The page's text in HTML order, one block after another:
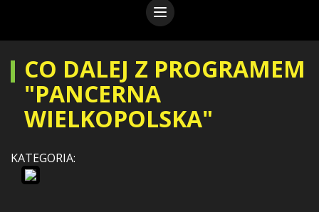
CO DALEJ Z PROGRAMEM
"PANCERNA
WIELKOPOLSKA"
KATEGORIA: